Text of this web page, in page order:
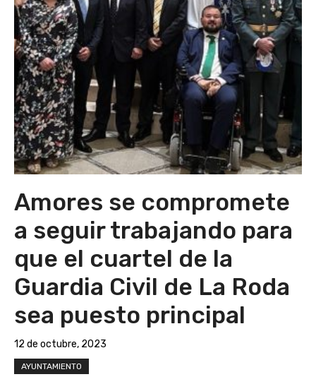
Amores se compromete
a seguir trabajando para
que el cuartel de la
Guardia Civil de La Roda
sea puesto principal
12 de octubre, 2023
AYUNTAMIENTO